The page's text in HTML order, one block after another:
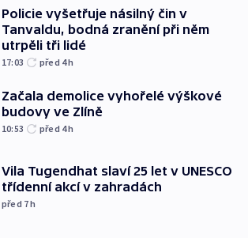
Policie vyšetřuje násilný čin v
Tanvaldu, bodná zranění při něm
utrpěli tři lidé
17:03 před 4h
Začala demolice vyhořelé výškové
budovy ve Zlíně
10:53 před 4h
Vila Tugendhat slaví 25 let v UNESCO
třídenní akcí v zahradách
před 7h